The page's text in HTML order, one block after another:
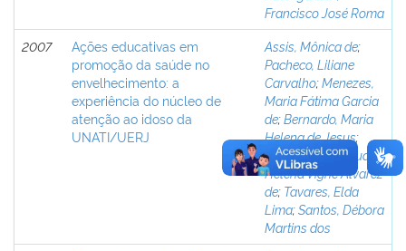
Francisco José Roma
2007
Ações educativas em
promoção da saúde no
envelhecimento: a
experiência do núcleo de
atenção ao idoso da
UNATI/UERJ
Assis, Mônica de;
Pacheco, Liliane
Carvalho;Menezes,
Maria Fátima Garcia
de;Bernardo, Maria
Helena de Jesus;
Steenhagen, Claudia
Helena Vigné Alvarez
de; Tavares, Elda
Lima;Santos, Débora
Martins dos